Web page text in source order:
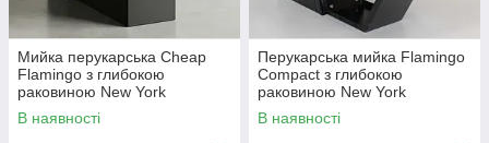
Мийка перукарська Cheap
Flamingo з глибокою
раковиною New York
В наявності
Перукарська мийка Flamingo
Compact з глибокою
раковиною New York
В наявності